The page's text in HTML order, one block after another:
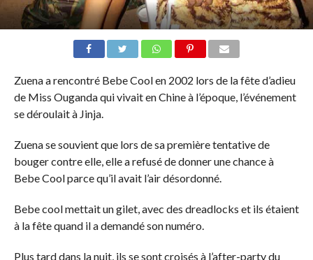
Zuena a rencontré Bebe Cool en 2002 lors de la fête d’adieu
de Miss Ouganda qui vivait en Chine à l’époque, l’événement
se déroulait à Jinja.
Zuena se souvient que lors de sa première tentative de
bouger contre elle, elle a refusé de donner une chance à
Bebe Cool parce qu’il avait l’air désordonné.
Bebe cool mettait un gilet, avec des dreadlocks et ils étaient
à la fête quand il a demandé son numéro.
Plus tard dans la nuit, ils se sont croisés à l’after-party du